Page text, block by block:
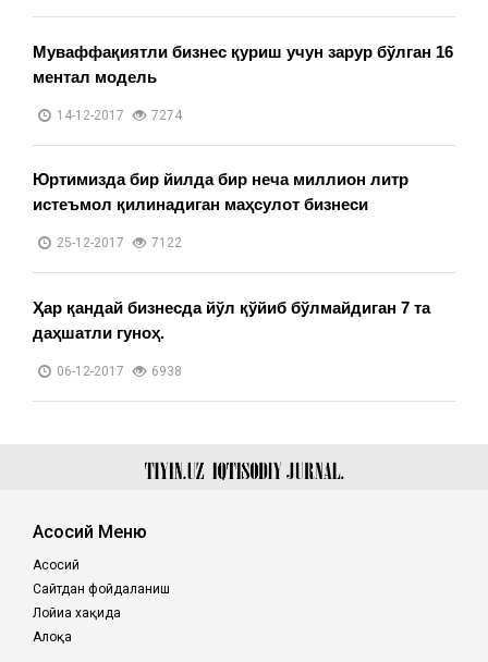
Муваффақиятли бизнес қуриш учун зарур бўлган 16
ментал модель
14-12-2017 7274
Юртимизда бир йилда бир неча миллион литр
истеъмол қилинадиган маҳсулот бизнеси
25-12-2017 7122
Ҳар қандай бизнесда йўл қўйиб бўлмайдиган 7 та
даҳшатли гуноҳ.
06-12-2017 6938
Асосий Меню
Асосий
Сайтдан фойдаланиш
Лойиҳа хақида
Алоқа